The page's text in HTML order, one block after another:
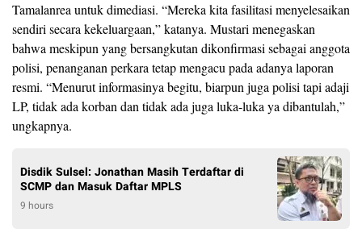
Tamalanrea untuk dimediasi. “Mereka kita fasilitasi menyelesaikan
sendiri secara kekeluargaan,” katanya. Mustari menegaskan
bahwa meskipun yang bersangkutan dikonfirmasi sebagai anggota
polisi, penanganan perkara tetap mengacu pada adanya laporan
resmi. “Menurut informasinya begitu, biarpun juga polisi tapi adaji
LP, tidak ada korban dan tidak ada juga luka-luka ya dibantulah,”
ungkapnya.
Disdik Sulsel: Jonathan Masih Terdaftar di
SCMP dan Masuk Daftar MPLS
9 hours